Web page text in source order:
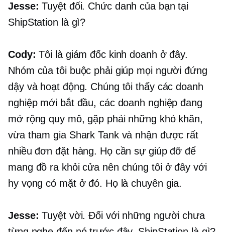
Jesse: Tuyệt đối. Chức danh của bạn tại
ShipStation là gì?
Cody: Tôi là giám đốc kinh doanh ở đây.
Nhóm của tôi buộc phải giúp mọi người đứng
dậy và hoạt động. Chúng tôi thấy các doanh
nghiệp mới bắt đầu, các doanh nghiệp đang
mở rộng quy mô, gặp phải những khó khăn,
vừa tham gia Shark Tank và nhận được rất
nhiều đơn đặt hàng. Họ cần sự giúp đỡ để
mang đồ ra khỏi cửa nên chúng tôi ở đây với
hy vọng có mặt ở đó. Họ là chuyên gia.
Jesse: Tuyệt vời. Đối với những người chưa